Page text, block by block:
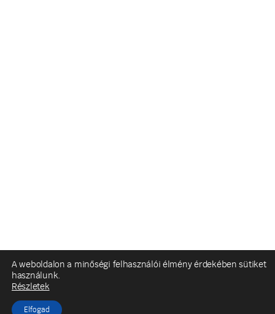
A weboldalon a minőségi felhasználói élmény érdekében sütiket
használunk.
Részletek
Elfogad